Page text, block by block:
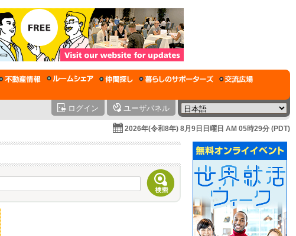
ログイン ユーザパネル
2026年(令和8年) 8月9日日曜日 AM 05時29分 (PDT)